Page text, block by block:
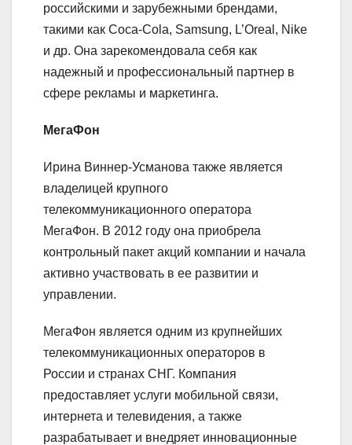
российскими и зарубежными брендами,
такими как Coca-Cola, Samsung, L’Oreal, Nike
и др. Она зарекомендовала себя как
надежный и профессиональный партнер в
сфере рекламы и маркетинга.
МегаФон
Ирина Виннер-Усманова также является
владелицей крупного
телекоммуникационного оператора
МегаФон. В 2012 году она приобрела
контрольный пакет акций компании и начала
активно участвовать в ее развитии и
управлении.
МегаФон является одним из крупнейших
телекоммуникационных операторов в
России и странах СНГ. Компания
предоставляет услуги мобильной связи,
интернета и телевидения, а также
разрабатывает и внедряет инновационные